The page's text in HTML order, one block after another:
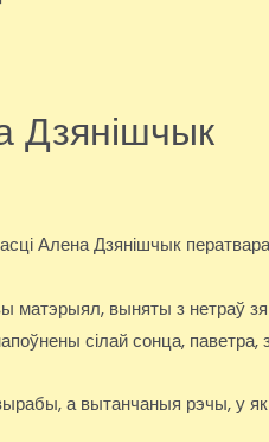
Дзянішчык
Алена Дзянішчык
матэрыял, выняты з нетраў
сілай сонца, паветра,
а вытанчаныя рэчы, у